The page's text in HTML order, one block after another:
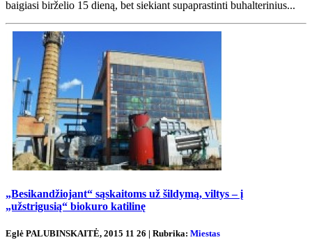
baigiasi birželio 15 dieną, bet siekiant supaprastinti buhalterinius...
„Besikandžiojant“ sąskaitoms už šildymą, viltys – į
„užstrigusią“ biokuro katilinę
Eglė PALUBINSKAITĖ, 2015 11 26 | Rubrika: Miestas